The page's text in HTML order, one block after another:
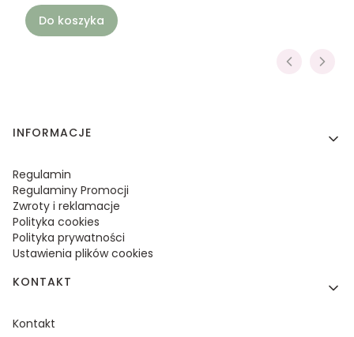
Do koszyka
Linki w stopce
INFORMACJE
Regulamin
Regulaminy Promocji
Zwroty i reklamacje
Polityka cookies
Polityka prywatności
Ustawienia plików cookies
KONTAKT
Kontakt